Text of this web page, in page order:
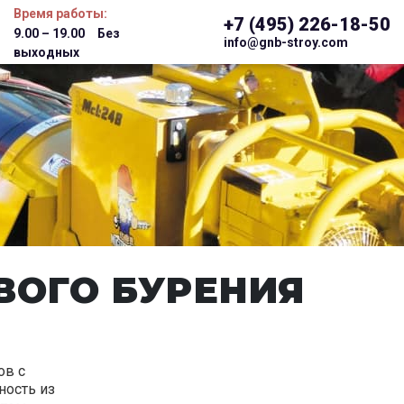
Время работы:
9.00 – 19.00 Без
выходных
+7 (495) 226-18-50
info@gnb-stroy.com
БУРЕНИЯ
с
из